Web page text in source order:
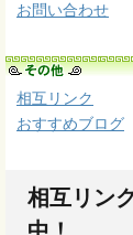
お問い合わせ
相互リンク
おすすめブログ
相互リン